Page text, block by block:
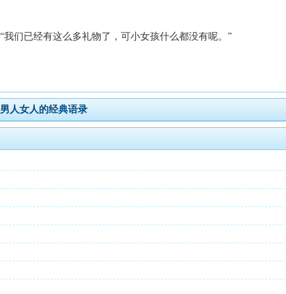
们已经有这么多礼物了，可小女孩什么都没有呢。”
人女人的经典语录